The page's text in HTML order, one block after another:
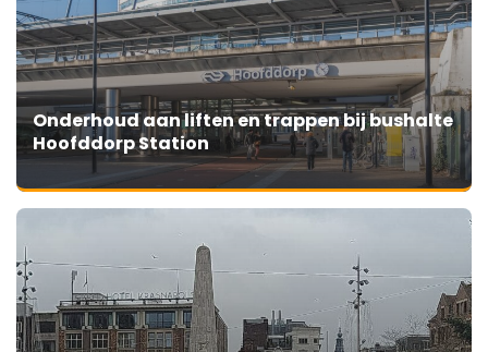
Onderhoud aan liften en trappen bij bushalte
Hoofddorp Station